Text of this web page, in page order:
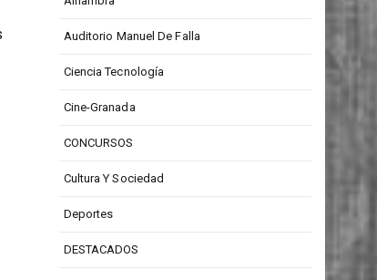
Alhambra
Auditorio Manuel De Falla
Ciencia Tecnología
Cine-Granada
CONCURSOS
Cultura Y Sociedad
Deportes